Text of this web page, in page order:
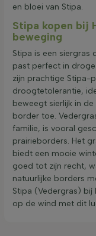
en bloei van Stipa.
Stipa kopen bij
beweging
Stipa is een siergras
past perfect in
zijn prachtige Stipa-
droogtetolerantie,
beweegt sierlijk in
border toe.
familie, is vooral
prairieborders. Het
biedt een mooie
goed tot zijn recht,
natuurlijke borders
Stipa (Vedergras) bij
op de wind met dit